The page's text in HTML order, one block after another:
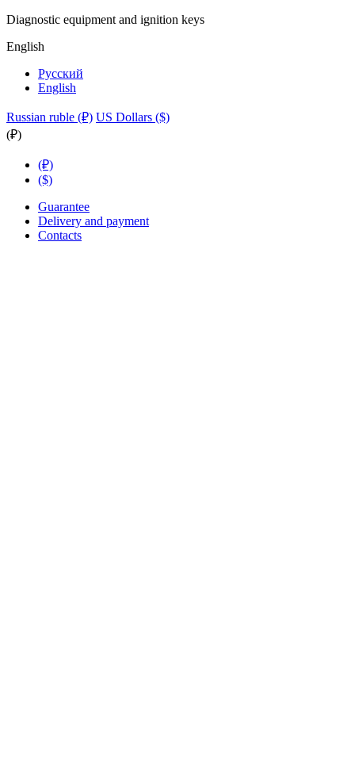
Diagnostic equipment and ignition keys
English
Русский
English
Russian ruble (₽) US Dollars ($)
(₽)
(₽)
($)
Guarantee
Delivery and payment
Contacts